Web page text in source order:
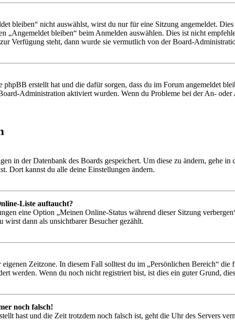
bleiben“ nicht auswählst, wirst du nur für eine Sitzung angemeldet.
„Angemeldet bleiben“ beim Anmelden auswählen. Dies ist nicht
Verfügung steht, dann wurde sie vermutlich von der Board-
erstellt hat und die dafür sorgen, dass du im Forum angemeldet
Administration aktiviert wurden. Wenn du Probleme bei der An-
in der Datenbank des Boards gespeichert. Um diese zu ändern, gehe
Dort kannst du alle deine Einstellungen ändern.
Liste auftaucht?
eine Option „Meinen Online-Status während dieser Sitzung
wirst dann als unsichtbarer Besucher gezählt.
Zeitzone. In diesem Fall solltest du im „Persönlichen Bereich“
werden. Wenn du noch nicht registriert bist, ist dies ein guter Grund,
noch falsch!
hast und die Zeit trotzdem noch falsch ist, geht die Uhr des Servers